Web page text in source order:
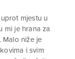
mjestu u
mi je hrana za
Malo niže je
i svim